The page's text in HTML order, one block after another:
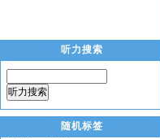
听力搜索
听力搜索
随机标签